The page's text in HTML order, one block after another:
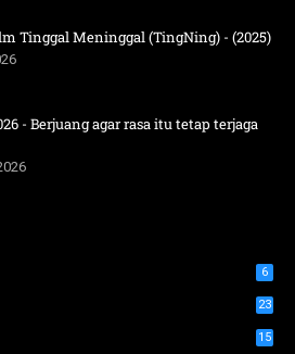
Tinggal Meninggal (TingNing) - (2025)
- Berjuang agar rasa itu tetap terjaga
6
23
15